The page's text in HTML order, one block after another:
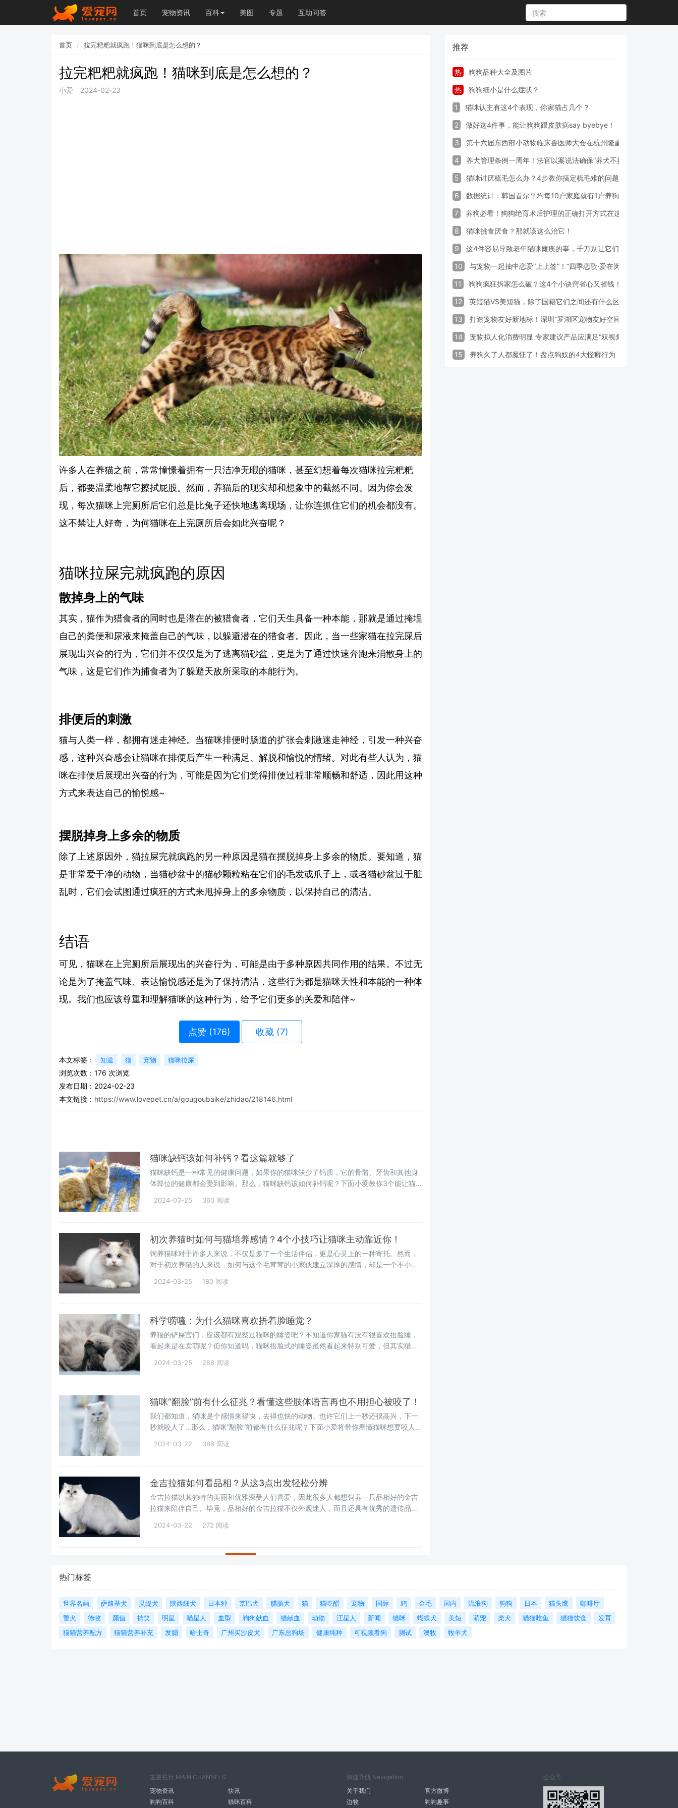
首页 宠物资讯 百科 美图 专题 互助问答
首页 拉完粑粑就疯跑！猫咪到底是怎么想的？
拉完粑粑就疯跑！猫咪到底是怎么想的？
小爱 2024-02-23
许多人在养猫之前，常常憧憬着拥有一只洁净无暇的猫咪，甚至幻想着每次猫咪拉完粑粑
后，都要温柔地帮它擦拭屁股。然而，养猫后的现实却和想象中的截然不同。因为你会发
现，每次猫咪上完厕所后它们总是比兔子还快地逃离现场，让你连抓住它们的机会都没有。
这不禁让人好奇，为何猫咪在上完厕所后会如此兴奋呢？
猫咪拉屎完就疯跑的原因
散掉身上的气味
其实，猫作为猎食者的同时也是潜在的被猎食者，它们天生具备一种本能，那就是通过掩埋
自己的粪便和尿液来掩盖自己的气味，以躲避潜在的猎食者。因此，当一些家猫在拉完屎后
展现出兴奋的行为，它们并不仅仅是为了逃离猫砂盆，更是为了通过快速奔跑来消散身上的
气味，这是它们作为捕食者为了躲避天敌所采取的本能行为。
排便后的刺激
猫与人类一样，都拥有迷走神经。当猫咪排便时肠道的扩张会刺激迷走神经，引发一种兴奋
感，这种兴奋感会让猫咪在排便后产生一种满足、解脱和愉悦的情绪。对此有些人认为，猫
咪在排便后展现出兴奋的行为，可能是因为它们觉得排便过程非常顺畅和舒适，因此用这种
方式来表达自己的愉悦感~
摆脱掉身上多余的物质
除了上述原因外，猫拉屎完就疯跑的另一种原因是猫在摆脱掉身上多余的物质。要知道，猫
是非常爱干净的动物，当猫砂盆中的猫砂颗粒粘在它们的毛发或爪子上，或者猫砂盆过于脏
乱时，它们会试图通过疯狂的方式来甩掉身上的多余物质，以保持自己的清洁。
结语
可见，猫咪在上完厕所后展现出的兴奋行为，可能是由于多种原因共同作用的结果。不过无
论是为了掩盖气味、表达愉悦感还是为了保持清洁，这些行为都是猫咪天性和本能的一种体
现。我们也应该尊重和理解猫咪的这种行为，给予它们更多的关爱和陪伴~
点赞 (176) 收藏 (7)
本文标签： 知道 猫 宠物 猫咪拉屎
浏览次数： 176 次浏览
发布日期：2024-02-23
本文链接： https://www.lovepet.cn/a/gougoubaike/zhidao/218146.html
猫咪缺钙该如何补钙？看这篇就够了
猫咪缺钙是一种常见的健康问题，如果你的猫咪缺少了钙质，它的骨骼、牙齿和其他身
体部位的健康都会受到影响。那么，猫咪缺钙该如何补钙呢？下面小爱教你3个能让猫
2024-03-25 360 阅读
初次养猫时如何与猫培养感情？4个小技巧让猫咪主动靠近你！
饲养猫咪对于许多人来说，不仅是多了一个生活伴侣，更是心灵上的一种寄托。然而，
对于初次养猫的人来说，如何与这个毛茸茸的小家伙建立深厚的感情，却是一个不小的
屎官不妨试试以下4个办法，试完保证让猫咪主动靠近你~
2024-03-25 180 阅读
科学唠嗑：为什么猫咪喜欢捂着脸睡觉？
养猫的铲屎官们，应该都有观察过猫咪的睡姿吧？不知道你家猫有没有很喜欢捂脸睡，
看起来是在卖萌呢？但你知道吗，猫咪捂脸式的睡姿虽然看起来特别可爱，但其实猫咪
2024-03-25 286 阅读
猫咪“翻脸”前有什么征兆？看懂这些肢体语言再也不用担心被咬了！
我们都知道，猫咪是个感情来得快，去得也快的动物。也许它们上一秒还很高兴，下一
秒就咬人了...那么，猫咪“翻脸”前都有什么征兆呢？下面小爱将带你看懂猫咪想要咬人前
2024-03-22 388 阅读
金吉拉猫如何看品相？从这3点出发轻松分辨
金吉拉猫以其独特的美丽和优雅深受人们喜爱，因此很多人都想饲养一只品相好的金吉
拉猫来陪伴自己。毕竟，品相好的金吉拉猫不仅外观迷人，而且还具有优秀的遗传品
晓！
2024-03-22 272 阅读
推荐
热 狗狗品种大全及图片
热 狗狗细小是什么症状？
1 猫咪认主有这4个表现，你家猫占几个？
2 做好这4件事，能让狗狗跟皮肤病say byebye！
3 第十六届东西部小动物临床兽医师大会在杭州隆重开幕
4 养犬管理条例一周年！法官以案说法确保“养犬不掉链”
5 猫咪讨厌梳毛怎么办？4步教你搞定梳毛难的问题！
6 数据统计：韩国首尔平均每10户家庭就有1户养狗
7 养狗必看！狗狗绝育术后护理的正确打开方式在这里
8 猫咪挑食厌食？那就该这么治它！
9 这4件容易导致老年猫咪瘫痪的事，千万别让它们做！
10 与宠物一起抽中恋爱“上上签”！“四季恋歌·爱在闵行”携宠交友引领
11 狗狗疯狂拆家怎么破？这4个小诀窍省心又省钱！
12 英短猫VS美短猫，除了国籍它们之间还有什么区别？
13 打造宠物友好新地标！深圳“罗湖区宠物友好空间活动周”启动
14 宠物拟人化消费明显 专家建议产品应满足“双视角需求”
15 养狗久了人都魔怔了！盘点狗奴的4大怪癖行为
热门标签
世界名画 萨路基犬 灵缇犬 陕西细犬 日本狆 京巴犬 腊肠犬 猫 猫吃醋 宠物 国际 鸡 金毛 国内 流浪狗 狗狗 日本 猫头鹰
咖啡厅
警犬
德牧 颜值 搞笑 明星 喵星人 血型 狗狗献血 猫献血 动物 汪星人 新闻 猫咪 蝴蝶犬 美短 萌宠 柴犬 猫猫吃鱼 猫猫饮食
发育
猫猫营养配方
猫猫营养补充 发腮 哈士奇 广州买沙皮犬 广东总狗场 健康纯种 可视频看狗 测试 澳牧 牧羊犬
主要栏目 MAIN CHANNELS
宠物资讯
快讯
狗狗百科
猫咪百科
快速导航 Navigation
关于我们
官方微博
边牧
狗狗趣事
公众号